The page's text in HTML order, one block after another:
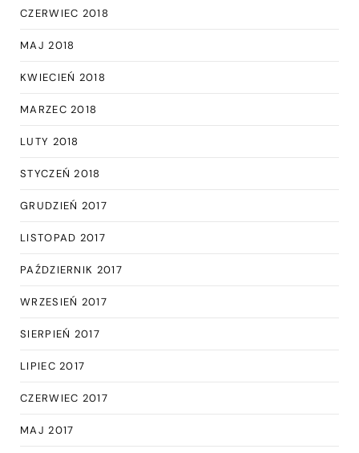
CZERWIEC 2018
MAJ 2018
KWIECIEŃ 2018
MARZEC 2018
LUTY 2018
STYCZEŃ 2018
GRUDZIEŃ 2017
LISTOPAD 2017
PAŹDZIERNIK 2017
WRZESIEŃ 2017
SIERPIEŃ 2017
LIPIEC 2017
CZERWIEC 2017
MAJ 2017